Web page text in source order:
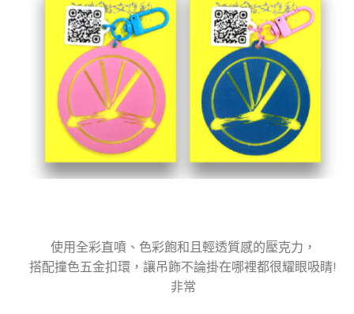
使用全彩直噴、色彩飽和且輕透質感的壓克力，
搭配撞色五金扣環，讓吊飾不論掛在哪裡都很耀眼吸睛!
非常